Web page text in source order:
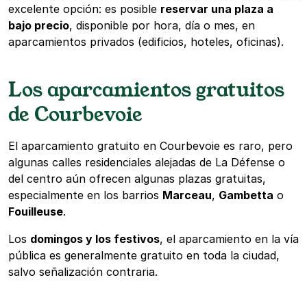
excelente opción: es posible reservar una plaza a
bajo precio, disponible por hora, día o mes, en
aparcamientos privados (edificios, hoteles, oficinas).
Los aparcamientos gratuitos
de Courbevoie
El aparcamiento gratuito en Courbevoie es raro, pero
algunas calles residenciales alejadas de La Défense o
del centro aún ofrecen algunas plazas gratuitas,
especialmente en los barrios Marceau, Gambetta o
Fouilleuse.
Los domingos y los festivos, el aparcamiento en la vía
pública es generalmente gratuito en toda la ciudad,
salvo señalización contraria.